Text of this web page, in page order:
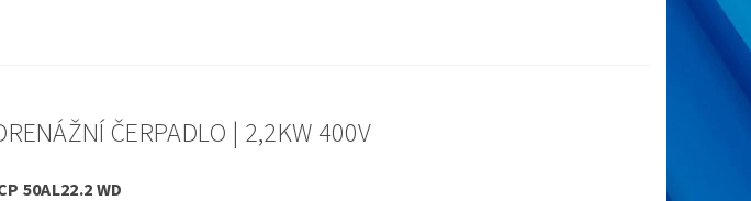
ČERPADLO | 2,2KW 400V
50AL22.2 WD